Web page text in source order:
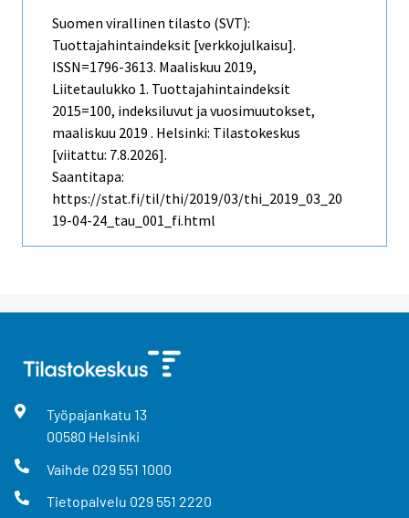
Suomen virallinen tilasto (SVT):
Tuottajahintaindeksit [verkkojulkaisu].
ISSN=1796-3613. Maaliskuu 2019,
Liitetaulukko 1. Tuottajahintaindeksit
2015=100, indeksiluvut ja vuosimuutokset,
maaliskuu 2019 . Helsinki: Tilastokeskus
[viitattu: 7.8.2026].
Saantitapa:
https://stat.fi/til/thi/2019/03/thi_2019_03_20
19-04-24_tau_001_fi.html
Työpajankatu 13
00580 Helsinki
Vaihde 029 551 1000
Tietopalvelu 029 551 2220